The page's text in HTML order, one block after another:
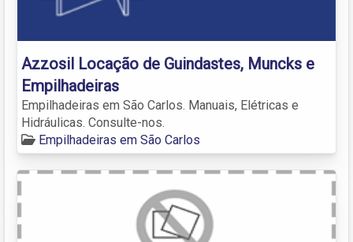
Azzosil Locação de Guindastes, Muncks e
Empilhadeiras
Empilhadeiras em São Carlos. Manuais, Elétricas e
Hidráulicas. Consulte-nos.
Empilhadeiras em São Carlos